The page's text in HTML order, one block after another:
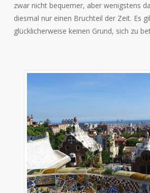
zwar nicht bequemer, aber wenigstens
diesmal nur einen Bruchteil der Zeit. Es
glücklicherweise keinen Grund, sich zu